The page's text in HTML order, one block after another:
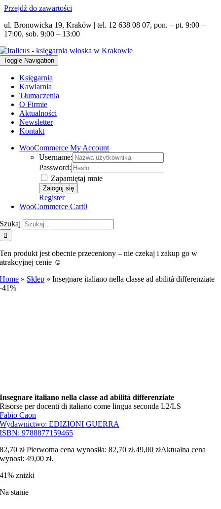
Przejdź do zawartości
ul. Bronowicka 19, Kraków | tel. 12 638 08 07, pon. – pt. 9:00 –
17:00, sob. 9:00 – 13:00
Toggle Navigation
Księgarnia
Kawiarnia
Tłumaczenia
O Firmie
Aktualności
Newsletter
Kontakt
WooCommerce My Account
Username:
Password:
Zapamiętaj mnie
Register
WooCommerce Cart0
Szukaj
Ten produkt jest obecnie przeceniony – nie czekaj i zakup go w
atrakcyjnej cenie ☺️
Home » Sklep »Insegnare italiano nella classe ad abilità differenziate
-41%
Insegnare italiano nella classe ad abilità differenziate
Risorse per docenti di italiano come lingua seconda L2/LS
Fabio Caon
Wydawnictwo:EDIZIONI GUERRA
ISBN:9788877159465
82,70zł Pierwotna cena wynosiła: 82,70 zł.49,00złAktualna cena
wynosi: 49,00 zł.
41% zniżki
Na stanie